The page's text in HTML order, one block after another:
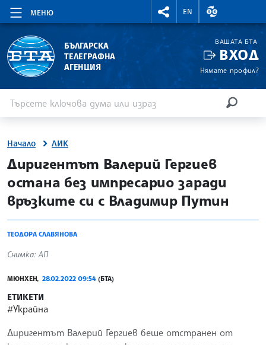
МЕНЮ
RIGHTMENU.SOCIAL
EN
ВАЛУТНИ
БЪЛГАРСКА
ТЕЛЕГРАФНА
АГЕНЦИЯ
ВАШАТА БТА
ВХОД
Нямате профил?
Начало ЛИК
site.bta
Диригентът Валерий Гергиев
остана без импресарио заради
връзките си с Владимир Путин
ТЕОДОРА СЛАВЯНОВА
Снимка: АП
МЮНХЕН, 28.02.2022 09:54 (БТА)
ЕТИКЕТИ
#Украйна
Диригентът Валерий Гергиев беше отстранен от